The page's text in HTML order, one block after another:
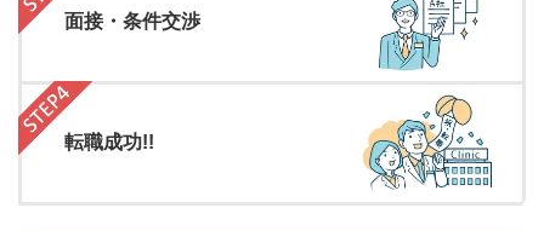
面接・条件交渉
転職成功!!